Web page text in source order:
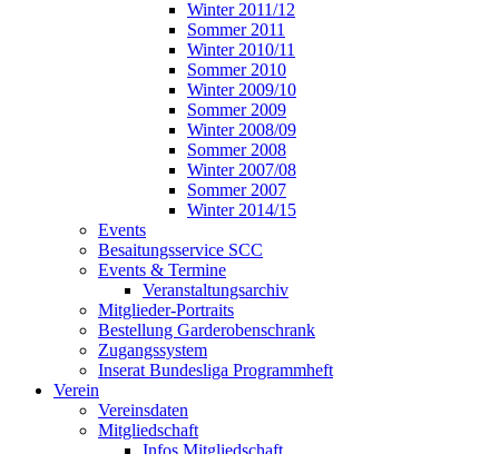
Winter 2011/12
Sommer 2011
Winter 2010/11
Sommer 2010
Winter 2009/10
Sommer 2009
Winter 2008/09
Sommer 2008
Winter 2007/08
Sommer 2007
Winter 2014/15
Events
Besaitungsservice SCC
Events & Termine
Veranstaltungsarchiv
Mitglieder-Portraits
Bestellung Garderobenschrank
Zugangssystem
Inserat Bundesliga Programmheft
Verein
Vereinsdaten
Mitgliedschaft